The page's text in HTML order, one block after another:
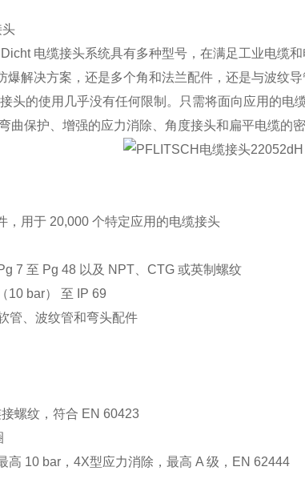
头
电缆接头系统具有多种型号，在满足工业电缆
爆解决方案，还是多个角和法兰配件，还是与波纹
头的使用几乎没有任何限制。只需将面向应用的电
曲保护、增强的应力消除、角度接头和扁平电缆的
，用于 20,000 个特定应用的电缆接头
7 至 Pg 48 以及 NPT、CTG 或英制螺纹
10 bar） 至 IP 69
管、波纹管和弯头配件
螺纹，符合 EN 60423
高 10 bar，4X型应力消除，最高 A 级，EN 62444